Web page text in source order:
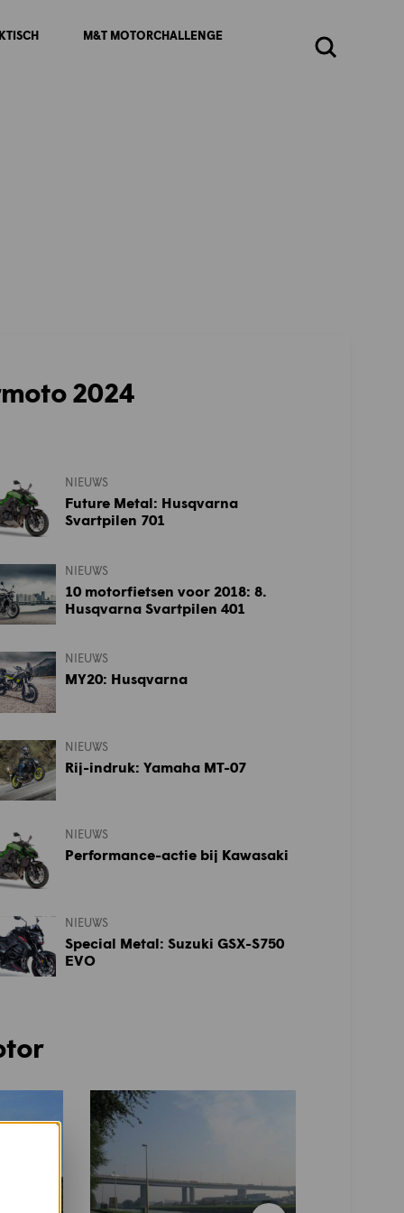
M&T MOTORCHALLENGE
Zoeken
2024
NIEUWS
Future Metal: Husqvarna
Svartpilen 701
NIEUWS
10 motorfietsen voor 2018: 8.
Husqvarna Svartpilen 401
NIEUWS
MY20: Husqvarna
NIEUWS
Rij-indruk: Yamaha MT-07
NIEUWS
Performance-actie bij Kawasaki
NIEUWS
Special Metal: Suzuki GSX-S750
EVO